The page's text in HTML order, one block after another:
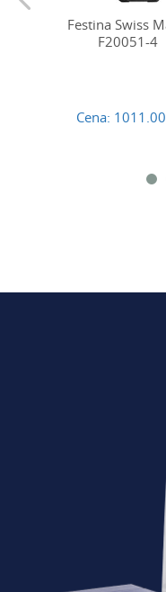
Festina Swiss
F20051-4
Cena: 1011.00